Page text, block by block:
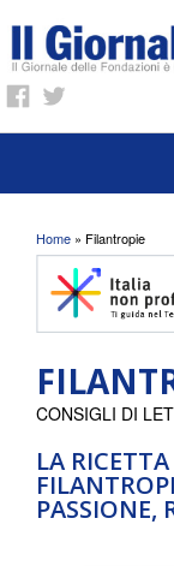
Tu sei qui
Home » Filantropie
LA
PASSIONE,
CONSIGLI DI